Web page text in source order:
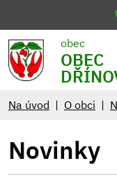
obec
OBEC
Na úvod O obci
Novinky